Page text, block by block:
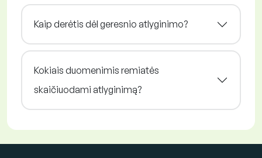
Kaip derėtis dėl geresnio atlyginimo?
Kokiais duomenimis remiatės
skaičiuodami atlyginimą?